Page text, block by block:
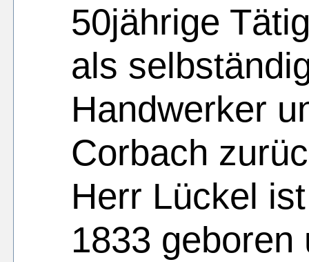
50jährige
als
Handwerker
Corbach
Herr Lückel
1833